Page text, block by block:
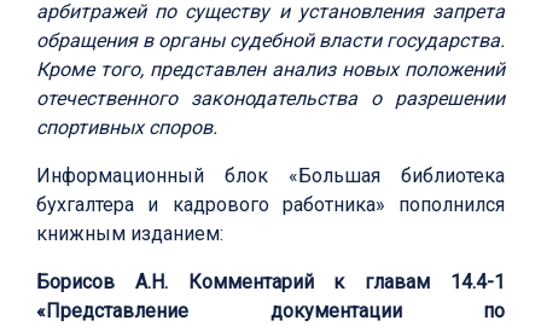
арбитражей по существу и установления запрета
обращения в органы судебной власти государства.
Кроме того, представлен анализ новых положений
отечественного законодательства о разрешении
спортивных споров.
Информационный блок «Большая библиотека
бухгалтера и кадрового работника» пополнился
книжным изданием:
Борисов А.Н. Комментарий к главам 14.4-1
«Представление документации по